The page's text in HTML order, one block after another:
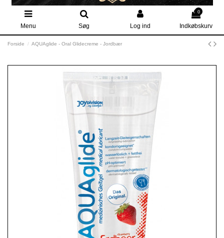
Menu Søg Log ind
0
Indkøbskurv
Forside AQUAglide - Oral Glidecreme - Jordbær